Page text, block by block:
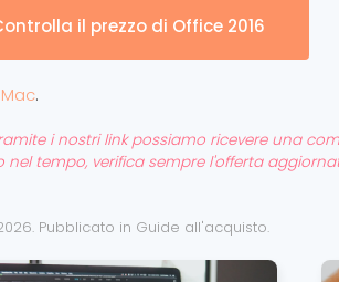
il prezzo di Office 2016
.
i nostri link possiamo ricevere una
nel tempo, verifica sempre l'offerta
. Pubblicato in Guide all'acquisto.